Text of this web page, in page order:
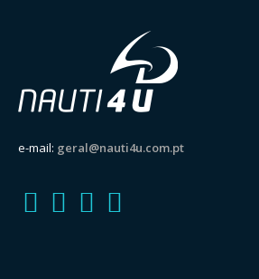
e-mail: geral@nauti4u.com.pt